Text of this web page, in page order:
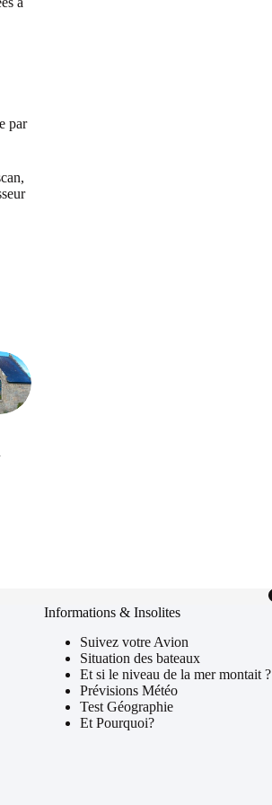
par
Informations & Insolites
Suivez votre Avion
Situation des bateaux
Et si le niveau de la mer montait ?
Prévisions Météo
Test Géographie
Et Pourquoi?